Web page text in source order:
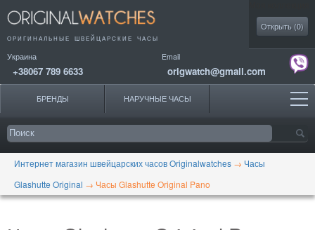
ОРИГИНАЛЬНЫЕ ШВЕЙЦАРСКИЕ ЧАСЫ
Украина
+38067 789 6633
Email
origwatch@gmail.com
Открыть (0)
БРЕНДЫ НАРУЧНЫЕ ЧАСЫ
Интернет магазин швейцарских часов Originalwatches → Часы
Glashutte Original → Часы Glashutte Original Pano